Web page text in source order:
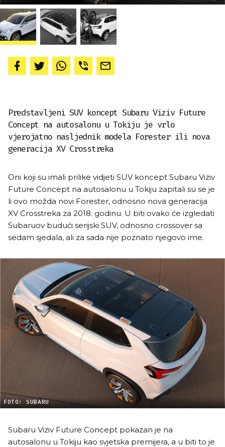
Predstavljeni SUV koncept Subaru Viziv Future
Concept na autosalonu u Tokiju je vrlo
vjerojatno nasljednik modela Forester ili nova
generacija XV Crosstreka
Oni koji su imali prilike vidjeti SUV koncept Subaru Viziv
Future Concept na autosalonu u Tokiju zapitali su se je
li ovo možda novi Forester, odnosno nova generacija
XV Crosstreka za 2018. godinu. U biti ovako će izgledati
Subaruov budući serijski SUV, odnosno crossover sa
sedam sjedala, ali za sada nije poznato njegovo ime.
FOTO: SUBARU
Subaru Viziv Future Concept pokazan je na
autosalonu u Tokiju kao svjetska premijera, a u biti to je